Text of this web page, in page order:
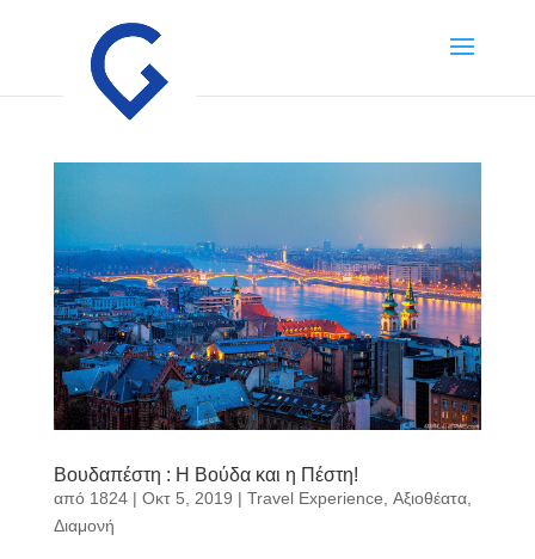
Βουδαπέστη : Η Βούδα και η Πέστη!
από 1824| Οκτ 5, 2019 | Travel Experience Αξιοθέατα,
Διαμονή